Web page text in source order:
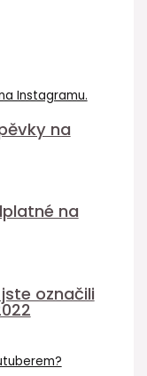
na
na
označili